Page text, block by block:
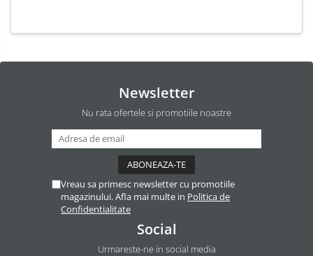
Newsletter
Nu rata ofertele si promotiile noastre
Vreau sa primesc newsletter cu promotiile
magazinului. Afla mai multe in Politica de
Confidentialitate
Social
Urmareste-ne in social media